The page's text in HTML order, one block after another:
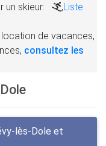
un skieur:
,Liste
de vacances,
consultez les
lès-Dole et